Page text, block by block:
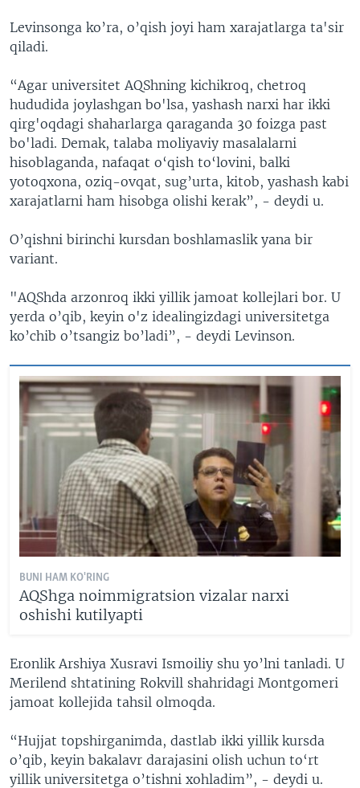
Levinsonga ko’ra, o’qish joyi ham xarajatlarga ta'sir
qiladi.
“Agar universitet AQShning kichikroq, chetroq
hududida joylashgan bo'lsa, yashash narxi har ikki
qirg'oqdagi shaharlarga qaraganda 30 foizga past
bo'ladi. Demak, talaba moliyaviy masalalarni
hisoblaganda, nafaqat o‘qish to‘lovini, balki
yotoqxona, oziq-ovqat, sug’urta, kitob, yashash kabi
xarajatlarni ham hisobga olishi kerak”, - deydi u.
O’qishni birinchi kursdan boshlamaslik yana bir
variant.
"AQShda arzonroq ikki yillik jamoat kollejlari bor. U
yerda o’qib, keyin o'z idealingizdagi universitetga
ko’chib o’tsangiz bo’ladi”, - deydi Levinson.
BUNI HAM KO'RING
AQShga noimmigratsion vizalar narxi
oshishi kutilyapti
Eronlik Arshiya Xusravi Ismoiliy shu yo’lni tanladi. U
Merilend shtatining Rokvill shahridagi Montgomeri
jamoat kollejida tahsil olmoqda.
“Hujjat topshirganimda, dastlab ikki yillik kursda
o’qib, keyin bakalavr darajasini olish uchun to‘rt
yillik universitetga o’tishni xohladim”, - deydi u.